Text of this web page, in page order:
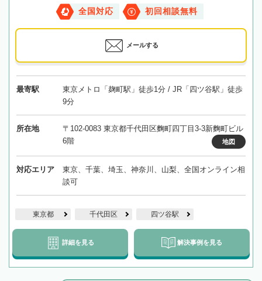
全国対応 初回相談無料
メールする
最寄駅
東京メトロ「麹町駅」徒歩1分 / JR「四ツ谷駅」徒歩
9分
所在地
〒102-0083 東京都千代田区麴町四丁目3-3新麴町ビル
6階
地図
対応エリア
東京、千葉、埼玉、神奈川、山梨、全国オンライン相
談可
東京都 千代田区 四ツ谷駅
詳細を見る 解決事例を見る